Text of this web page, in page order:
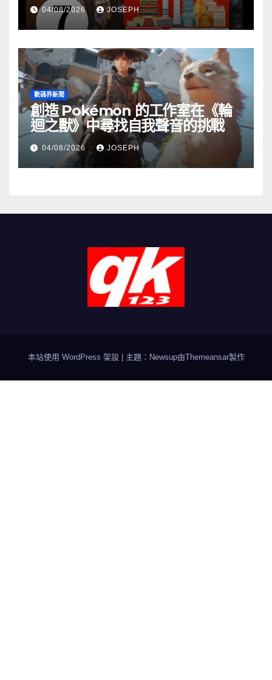
04/08/2026 JOSEPH
數碼界新聞
創造 Pokémon 的工作室在《輪
迴之獸》中尋找自我聲音的挑戰
04/08/2026 JOSEPH
本站使用 WordPress 架設 主題：Newsup由Themeansar製作